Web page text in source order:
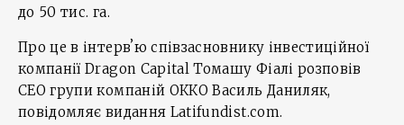
до 50 тис. га.
Про це в інтервʼю співзасновнику інвестиційної
компанії Dragon Capital Томашу Фіалі розповів
СЕО групи компаній ОККО Василь Даниляк,
повідомляє видання Latifundist.com.